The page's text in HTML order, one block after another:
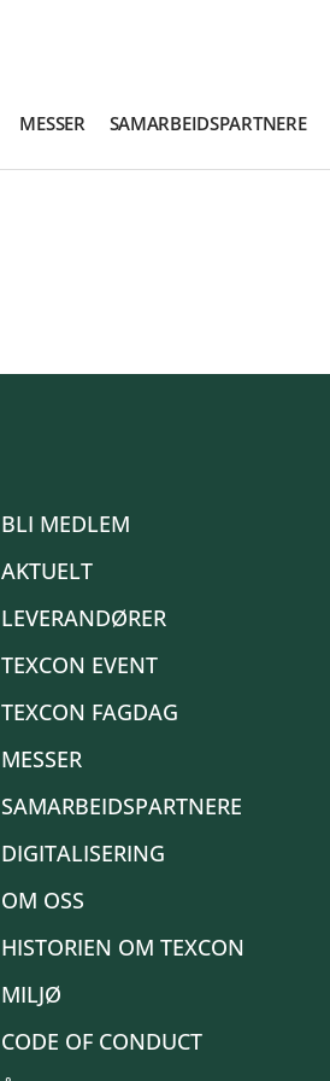
MESSER SAMARBEIDSPARTNERE
BLI MEDLEM
AKTUELT
LEVERANDØRER
TEXCON EVENT
TEXCON FAGDAG
MESSER
SAMARBEIDSPARTNERE
DIGITALISERING
OM OSS
HISTORIEN OM TEXCON
MILJØ
CODE OF CONDUCT